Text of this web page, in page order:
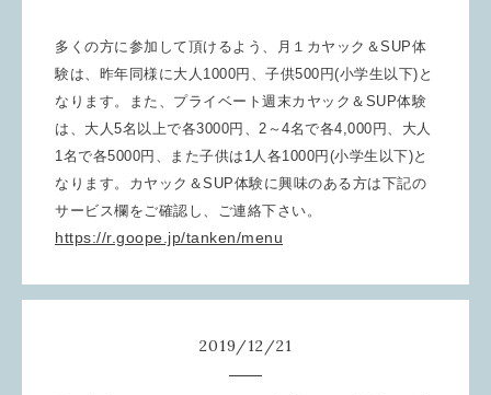
多くの方に参加して頂けるよう、月１カヤック＆SUP体
験は、昨年同様に大人1000円、子供500円(小学生以下)と
なります。また、プライベート週末カヤック＆SUP体験
は、大人5名以上で各3000円、2～4名で各4,000円、大人
1名で各5000円、また子供は1人各1000円(小学生以下)と
なります。カヤック＆SUP体験に興味のある方は下記の
サービス欄をご確認し、ご連絡下さい。
https://r.goope.jp/tanken/menu
2019/12/21